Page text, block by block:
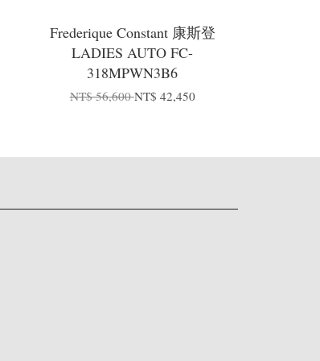
Frederique Constant 康斯登
LADIES AUTO FC-
318MPWN3B6
NT$ 56,600NT$ 42,450